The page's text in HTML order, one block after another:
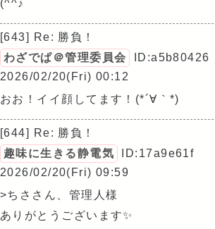
(^^♪
[643] Re: 勝負！
わざでぱ＠管理委員会
ID:a5b80426
2026/02/20(Fri) 00:12
おお！イイ顔してます！(*´∀｀*)
[644] Re: 勝負！
趣味に生きる静電気
ID:17a9e61f
2026/02/20(Fri) 09:59
>ちささん、管理人様
ありがとうございます✨